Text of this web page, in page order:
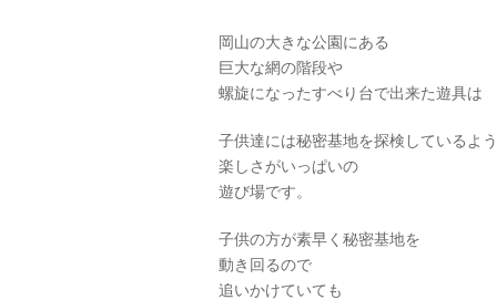
岡山の大きな公園にある
巨大な網の階段や
螺旋になったすべり台で出来た遊具は
子供達には秘密基地を探検しているよ
楽しさがいっぱいの
遊び場です。
子供の方が素早く秘密基地を
動き回るので
追いかけていても